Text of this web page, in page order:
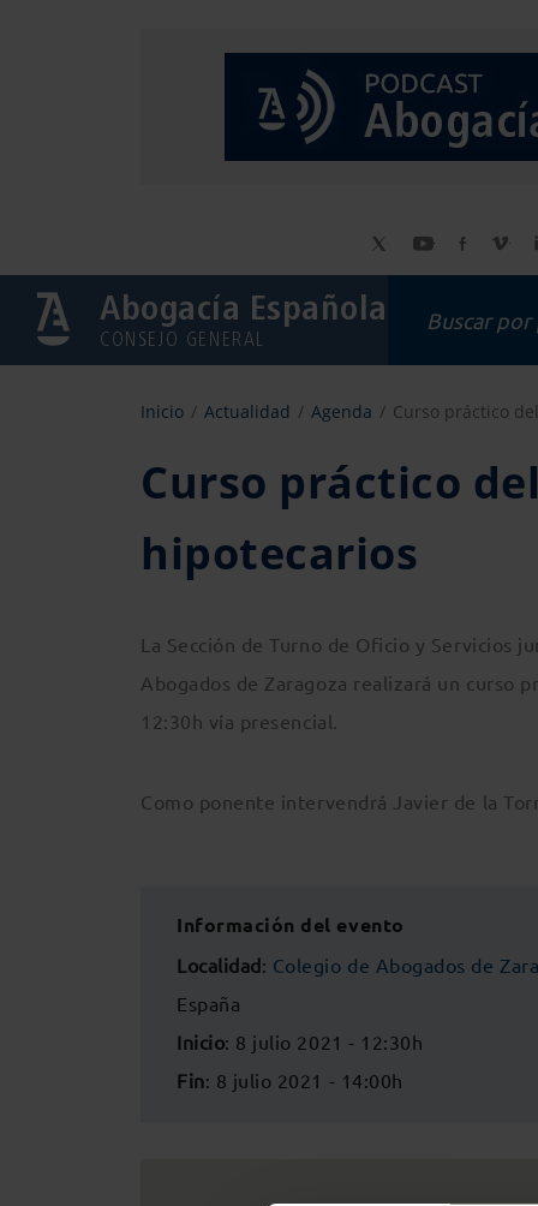
Abogacía Española
CONSEJO GENERAL
Inicio Actualidad Agenda Curso práctico
Curso práctico
hipotecarios
La Sección de Turno de Oficio y Servicios
Abogados de Zaragoza realizará un curso
12:30h vía presencial.
Como ponente intervendrá Javier de la
Información del evento
Localidad: Colegio de Abogados de
España
Inicio: 8 julio 2021 - 12:30h
Fin: 8 julio 2021 - 14:00h